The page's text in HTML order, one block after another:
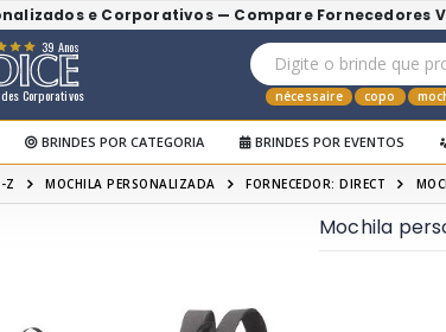
e Corporativos — Compare Fornecedores
Corporativos
39 Anos
nécessaire copo
BRINDES POR CATEGORIA BRINDES POR EVENTOS
Z MOCHILA PERSONALIZADA FORNECEDOR: DIRECT
Mochila